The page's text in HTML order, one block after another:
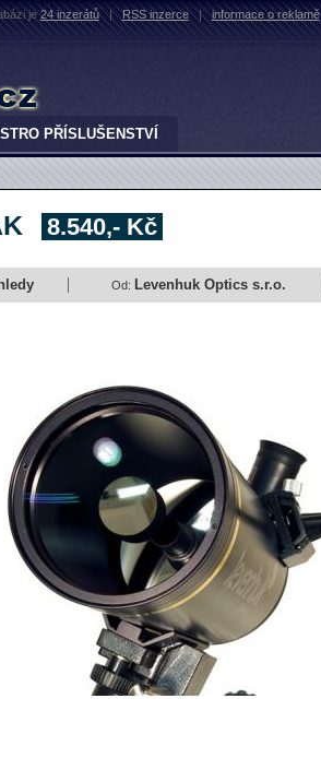
je24 inzerátů | RSS inzerce | informace o reklamě
PŘÍSLUŠENSTVÍ
8.540,- Kč
Od: Levenhuk Optics s.r.o.